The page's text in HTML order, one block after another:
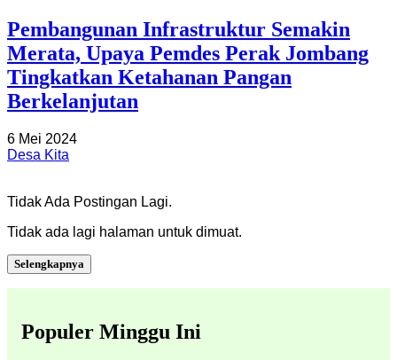
Pembangunan Infrastruktur Semakin
Merata, Upaya Pemdes Perak Jombang
Tingkatkan Ketahanan Pangan
Berkelanjutan
6 Mei 2024
Desa Kita
Tidak Ada Postingan Lagi.
Tidak ada lagi halaman untuk dimuat.
Selengkapnya
Populer Minggu Ini